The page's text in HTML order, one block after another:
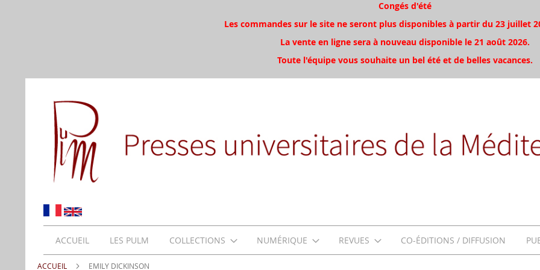
Congés d'été
Les commandes sur le site ne seront plus disponibles à partir du 23 juillet
La vente en ligne sera à nouveau disponible le 21 août 2026.
Toute l'équipe vous souhaite un bel été et de belles vacances.
ACCUEIL LES PULM COLLECTIONS NUMÉRIQUE REVUES CO-ÉDITIONS / DIFFUSION
ACCUEIL EMILY DICKINSON